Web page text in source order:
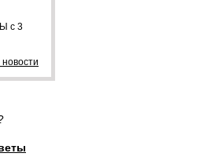
с 3
новости